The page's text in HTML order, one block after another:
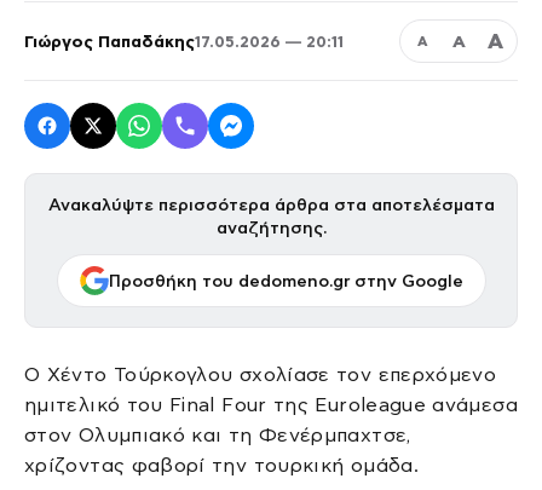
Γιώργος Παπαδάκης17.05.2026 — 20:11 Α Α Α
Ανακαλύψτε περισσότερα άρθρα στα αποτελέσματα
αναζήτησης.
Προσθήκη του dedomeno.gr στην Google
Ο Χέντο Τούρκογλου σχολίασε τον επερχόμενο
ημιτελικό του Final Four της Euroleague ανάμεσα
στον Ολυμπιακό και τη Φενέρμπαχτσε,
χρίζοντας φαβορί την τουρκική ομάδα.